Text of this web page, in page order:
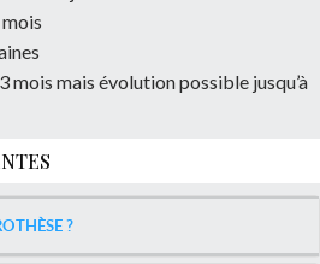
mois mais évolution possible jusqu’à
?